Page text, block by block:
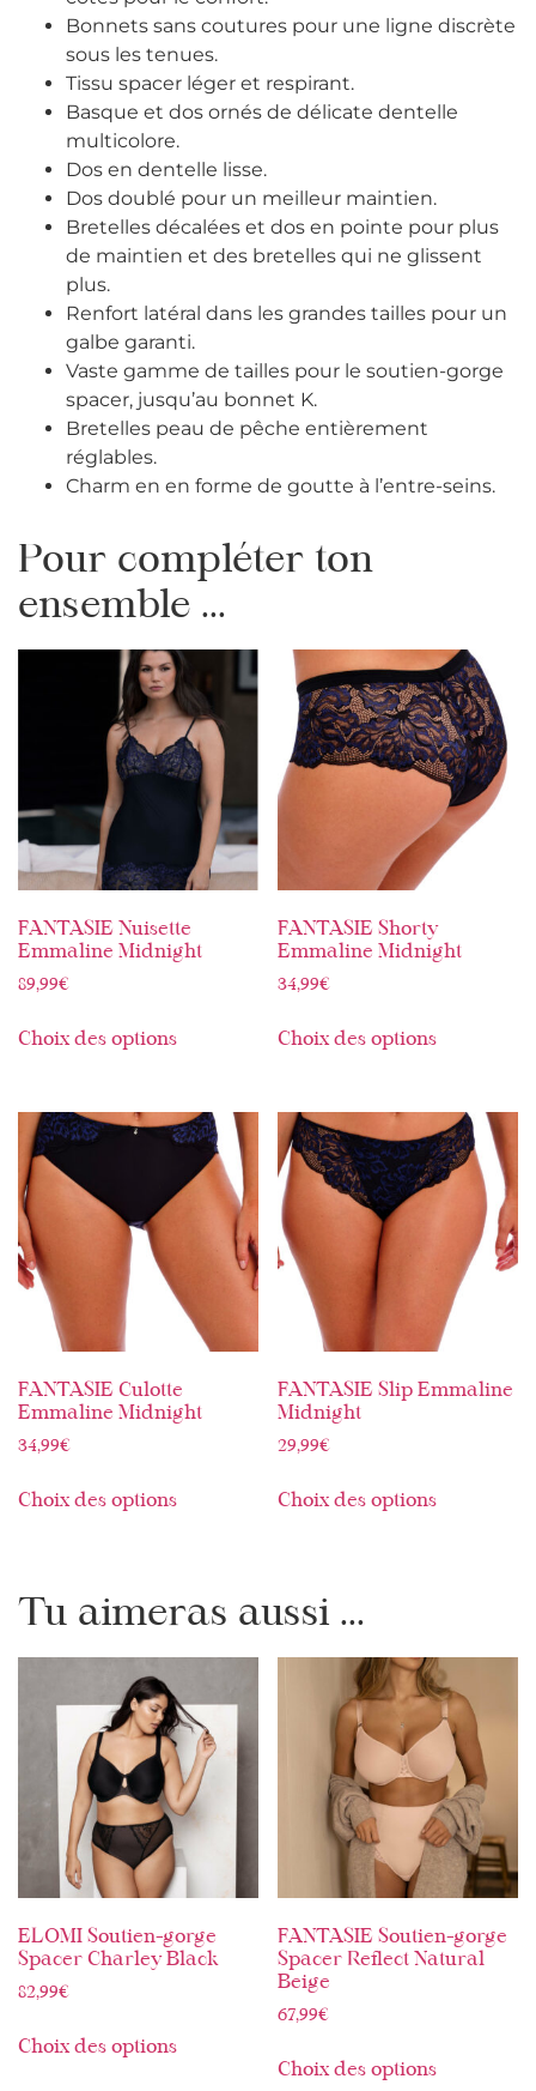
Bonnets sans coutures pour une ligne discrète
sous les tenues.
Tissu spacer léger et respirant.
Basque et dos ornés de délicate dentelle
multicolore.
Dos en dentelle lisse.
Dos doublé pour un meilleur maintien.
Bretelles décalées et dos en pointe pour plus
de maintien et des bretelles qui ne glissent
plus.
Renfort latéral dans les grandes tailles pour un
galbe garanti.
Vaste gamme de tailles pour le soutien-gorge
spacer, jusqu’au bonnet K.
Bretelles peau de pêche entièrement
réglables.
Charm en en forme de goutte à l’entre-seins.
Pour compléter ton
ensemble ...
FANTASIE Nuisette
Emmaline Midnight
89,99€
Choix des options
FANTASIE Shorty
Emmaline Midnight
34,99€
Choix des options
FANTASIE Culotte
Emmaline Midnight
34,99€
Choix des options
FANTASIE Slip Emmaline
Midnight
29,99€
Choix des options
Tu aimeras aussi ...
ELOMI Soutien-gorge
Spacer Charley Black
82,99€
Choix des options
FANTASIE Soutien-gorge
Spacer Reflect Natural
Beige
67,99€
Choix des options